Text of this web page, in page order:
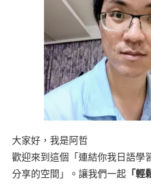
大家好，我是阿哲
歡迎來到這個「連結你我日語學
分享的空間」。讓我們一起 「輕